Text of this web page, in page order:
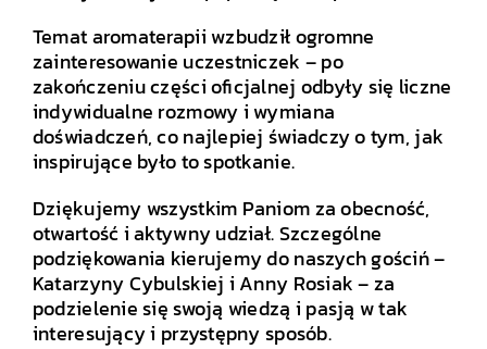
Temat aromaterapii wzbudził ogromne
zainteresowanie uczestniczek – po
zakończeniu części oficjalnej odbyły się liczne
indywidualne rozmowy i wymiana
doświadczeń, co najlepiej świadczy o tym, jak
inspirujące było to spotkanie.
Dziękujemy wszystkim Paniom za obecność,
otwartość i aktywny udział. Szczególne
podziękowania kierujemy do naszych gościń –
Katarzyny Cybulskiej i Anny Rosiak – za
podzielenie się swoją wiedzą i pasją w tak
interesujący i przystępny sposób.